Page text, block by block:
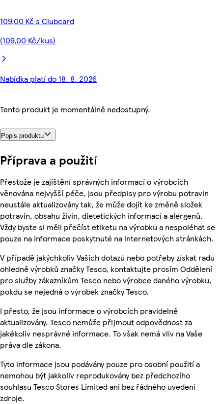
109,00 Kč s Clubcard
(109,00 Kč/kus)
Nabídka platí do 18. 8. 2026
Tento produkt je momentálně nedostupný.
Popis produktu
Příprava a použití
Přestože je zajištění správných informací o výrobcích
věnována nejvyšší péče, jsou předpisy pro výrobu potravin
neustále aktualizovány tak, že může dojít ke změně složek
potravin, obsahu živin, dietetických informací a alergenů.
Vždy byste si měli přečíst etiketu na výrobku a nespoléhat se
pouze na informace poskytnuté na internetových stránkách.
V případě jakýchkoliv Vašich dotazů nebo potřeby získat radu
ohledně výrobků značky Tesco, kontaktujte prosím Oddělení
pro služby zákazníkům Tesco nebo výrobce daného výrobku,
pokdu se nejedná o výrobek značky Tesco.
I přesto, že jsou informace o výrobcích pravidelně
aktualizovány, Tesco nemůže přijmout odpovědnost za
jakékoliv nesprávné informace. To však nemá vliv na Vaše
práva dle zákona.
Tyto informace jsou podávány pouze pro osobní použití a
nemohou být jakkoliv reprodukovány bez předchozího
souhlasu Tesco Stores Limited ani bez řádného uvedení
zdroje.